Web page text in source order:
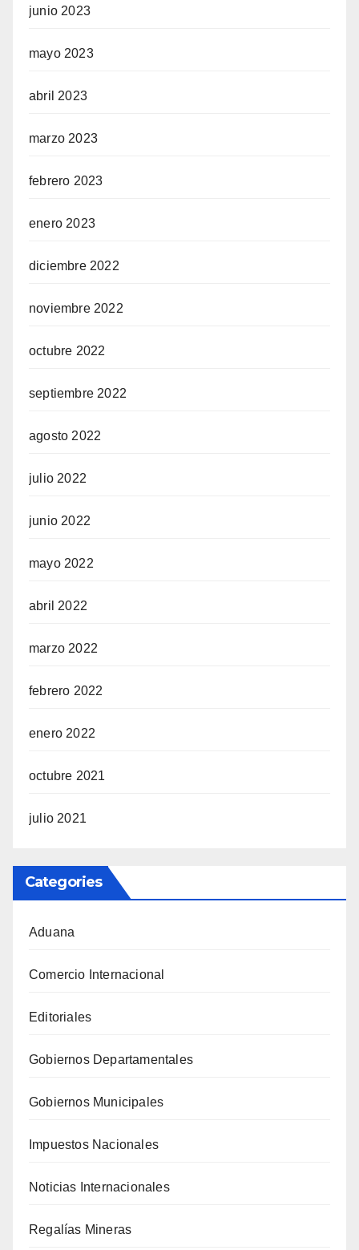
junio 2023
mayo 2023
abril 2023
marzo 2023
febrero 2023
enero 2023
diciembre 2022
noviembre 2022
octubre 2022
septiembre 2022
agosto 2022
julio 2022
junio 2022
mayo 2022
abril 2022
marzo 2022
febrero 2022
enero 2022
octubre 2021
julio 2021
Categories
Aduana
Comercio Internacional
Editoriales
Gobiernos Departamentales
Gobiernos Municipales
Impuestos Nacionales
Noticias Internacionales
Regalías Mineras